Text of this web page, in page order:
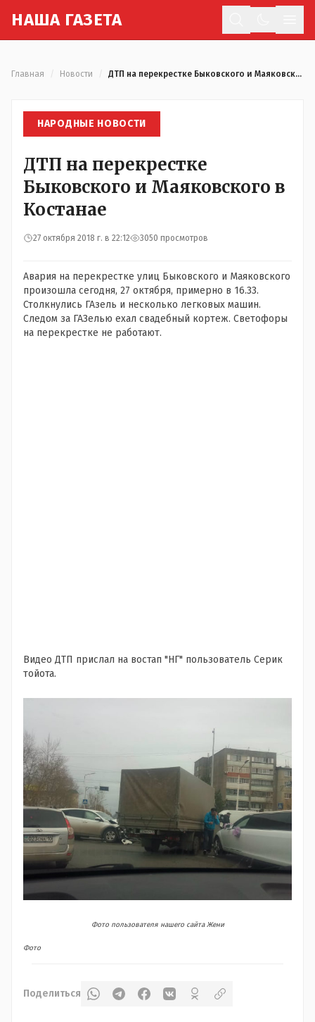
НАША ГАЗЕТА
Главная Новости ДТП на перекрестке Быковского и Маяковского в Костанае
НАРОДНЫЕ НОВОСТИ
ДТП на перекрестке
Быковского и Маяковского в
Костанае
27 октября 2018 г. в 22:12 3050 просмотров
Авария на перекрестке улиц Быковского и Маяковского
произошла сегодня, 27 октября, примерно в 16.33.
Столкнулись ГАзель и несколько легковых машин.
Следом за ГАЗелью ехал свадебный кортеж. Светофоры
на перекрестке не работают.
Видео ДТП прислал на востап "НГ" пользователь Серик
тойота.
Фото пользователя нашего сайта Жени
Фото
Поделиться